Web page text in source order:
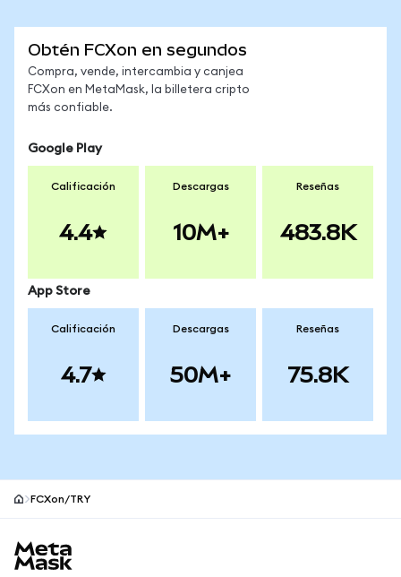
Obtén FCXon en segundos
Compra, vende, intercambia y canjea
FCXon en MetaMask, la billetera cripto
más confiable.
Google Play
Calificación
4.4
Descargas
10M+
Reseñas
483.8K
App Store
Calificación
4.7
Descargas
50M+
Reseñas
75.8K
FCXon/TRY